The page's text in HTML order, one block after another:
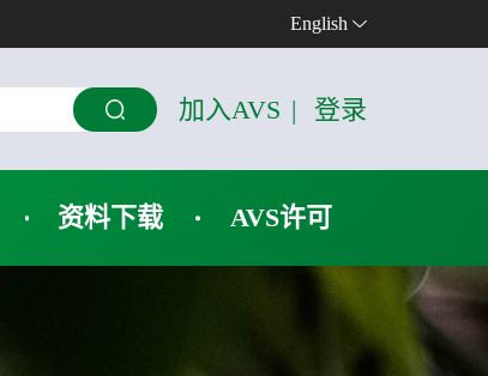
English
加入AVS | 登录
资料下载 AVS许可